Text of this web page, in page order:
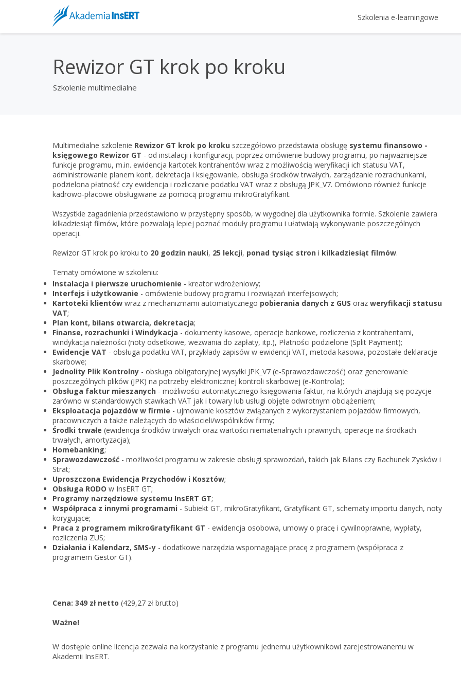
Szkolenia e-learningowe
Subiekt nexo PRO krok po
Gratyfikant nexo PRO krok po
Rachmistrz nexo PRO krok po
Rewizor nexo PRO krok po
KSeF w Subiekcie GT
KSeF w Rachmistrzu i
firm
RODO - vademecum
Gestor GT, czyli jak zwiększyć
Gestor nexo, czyli jak zwiększyć
Zapomniałem
Nie masz
Rewizor GT krok po kroku
Szkolenie multimedialne
Multimedialne szkolenie Rewizor GT krok po kroku szczegółowo przedstawia obsługę systemu finansowo -
księgowego Rewizor GT - od instalacji i konfiguracji, poprzez omówienie budowy programu, po najważniejsze
funkcje programu, m.in. ewidencja kartotek kontrahentów wraz z możliwością weryfikacji ich statusu VAT,
administrowanie planem kont, dekretacja i księgowanie, obsługa środków trwałych, zarządzanie rozrachunkami,
podzielona płatność czy ewidencja i rozliczanie podatku VAT wraz z obsługą JPK_V7. Omówiono również funkcje
kadrowo-płacowe obsługiwane za pomocą programu mikroGratyfikant.
Wszystkie zagadnienia przedstawiono w przystępny sposób, w wygodnej dla użytkownika formie. Szkolenie zawiera
kilkadziesiąt filmów, które pozwalają lepiej poznać moduły programu i ułatwiają wykonywanie poszczególnych
operacji.
Rewizor GT krok po kroku to 20 godzin nauki, 25 lekcji, ponad tysiąc stron i kilkadziesiąt filmów.
Tematy omówione w szkoleniu:
Instalacja i pierwsze uruchomienie - kreator wdrożeniowy;
Interfejs i użytkowanie - omówienie budowy programu i rozwiązań interfejsowych;
Kartoteki klientów wraz z mechanizmami automatycznego pobierania danych z GUS oraz weryfikacji statusu
VAT;
Plan kont, bilans otwarcia, dekretacja;
Finanse, rozrachunki i Windykacja - dokumenty kasowe, operacje bankowe, rozliczenia z kontrahentami,
windykacja należności (noty odsetkowe, wezwania do zapłaty, itp.), Płatności podzielone (Split Payment);
Ewidencje VAT - obsługa podatku VAT, przykłady zapisów w ewidencji VAT, metoda kasowa, pozostałe deklaracje
skarbowe;
Jednolity Plik Kontrolny - obsługa obligatoryjnej wysyłki JPK_V7 (e-Sprawozdawczość) oraz generowanie
poszczególnych plików (JPK) na potrzeby elektronicznej kontroli skarbowej (e-Kontrola);
Obsługa faktur mieszanych - możliwości automatycznego księgowania faktur, na których znajdują się pozycje
zarówno w standardowych stawkach VAT jak i towary lub usługi objęte odwrotnym obciążeniem;
Eksploatacja pojazdów w firmie - ujmowanie kosztów związanych z wykorzystaniem pojazdów firmowych,
pracowniczych a także należących do właścicieli/wspólników firmy;
Środki trwałe (ewidencja środków trwałych oraz wartości niematerialnych i prawnych, operacje na środkach
trwałych, amortyzacja);
Homebanking;
Sprawozdawczość - możliwości programu w zakresie obsługi sprawozdań, takich jak Bilans czy Rachunek Zysków i
Strat;
Uproszczona Ewidencja Przychodów i Kosztów;
Obsługa RODO w InsERT GT;
Programy narzędziowe systemu InsERT GT;
Współpraca z innymi programami - Subiekt GT, mikroGratyfikant, Gratyfikant GT, schematy importu danych, noty
korygujące;
Praca z programem mikroGratyfikant GT - ewidencja osobowa, umowy o pracę i cywilnoprawne, wypłaty,
rozliczenia ZUS;
Działania i Kalendarz, SMS-y - dodatkowe narzędzia wspomagające pracę z programem (współpraca z
programem Gestor GT).
Cena: 349 zł netto (429,27 zł brutto)
Ważne!
W dostępie online licencja zezwala na korzystanie z programu jednemu użytkownikowi zarejestrowanemu w
Akademii InsERT.